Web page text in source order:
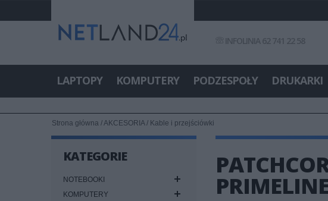
INFOLINIA 62 741 22 58
LAPTOPY KOMPUTERY PODZESPOŁY DRUKARKI
Strona główna /AKCESORIA/ Kable i przejściówki
KATEGORIE
NOTEBOOKI
KOMPUTERY